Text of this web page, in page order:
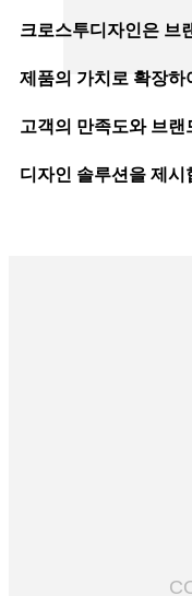
크로스투디자인은 브
제품의 가치로 확장하
고객의 만족도와 브
디자인 솔루션을 제시